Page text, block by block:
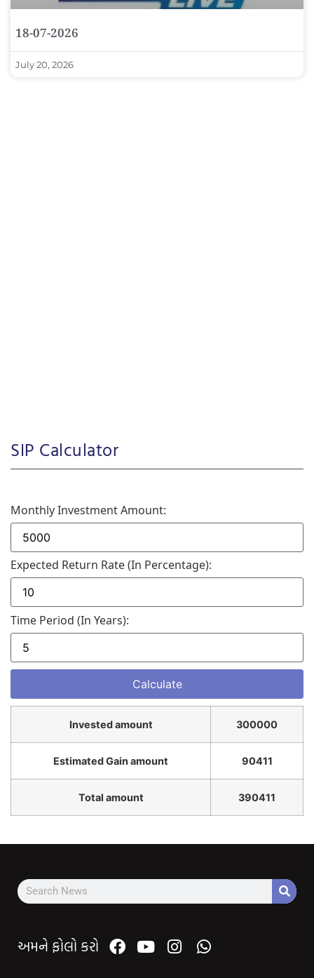
18-07-2026
July 20, 2026
SIP Calculator
Monthly Investment Amount:
Expected Return Rate (in Percentage):
Time Period (in Years):
Invested amount 300000
Estimated Gain amount 90411
Total amount 390411
અમને ફોલો કરો